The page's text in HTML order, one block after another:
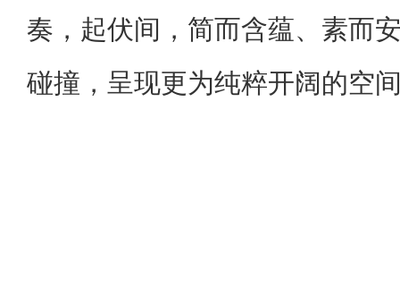
奏，起伏间，简而含蕴、素而
碰撞，呈现更为纯粹开阔的空